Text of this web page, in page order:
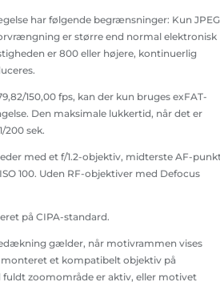
har følgende begrænsninger: Kun
er større end normal elektronisk
er 800 eller højere, kontinuerlig
150,00 fps, kan der kun bruges exFAT-
Den maksimale lukkertid, når det er
200 sek.
med et f/1.2-objektiv, midterste AF-
100. Uden RF-objektiver med Defocus
på CIPA-standard.
gælder, når motivrammen vises
et kompatibelt objektiv på
fuldt zoomområde er aktiv, eller motivet